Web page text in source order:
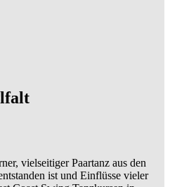
vielseitiger Paartanz aus den
ist und Einflüsse vieler